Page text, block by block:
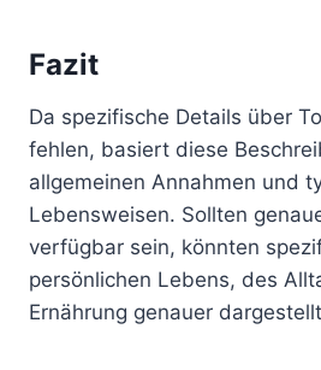
Fazit
Da spezifische Details über
fehlen, basiert diese
allgemeinen Annahmen und
Lebensweisen. Sollten
verfügbar sein, könnten
persönlichen Lebens, des
Ernährung genauer